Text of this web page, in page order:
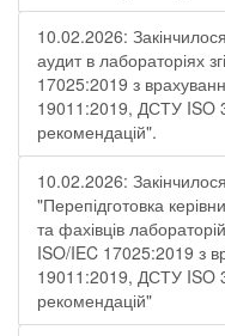
10.02.2026:
аудит в лабораторіях
17025:2019 з
19011:2019, ДСТУ ISO
рекомендацій".
10.02.2026:
"Перепідготовка
та фахівців
ISO/IEC 17025:2019 з
19011:2019, ДСТУ ISO
рекомендацій"